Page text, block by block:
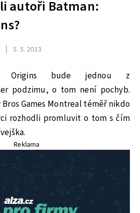
autoři Batman:
5. 5. 2013
Origins bude jednou z
podzimu, o tom není pochyb.
Games Montreal téměř nikdo
rozhodli promluvit o tom s čím
Reklama